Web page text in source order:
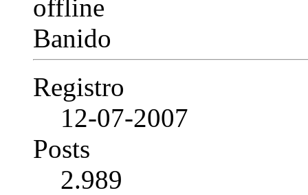
Banido
Registro
12-07-2007
Posts
2.989